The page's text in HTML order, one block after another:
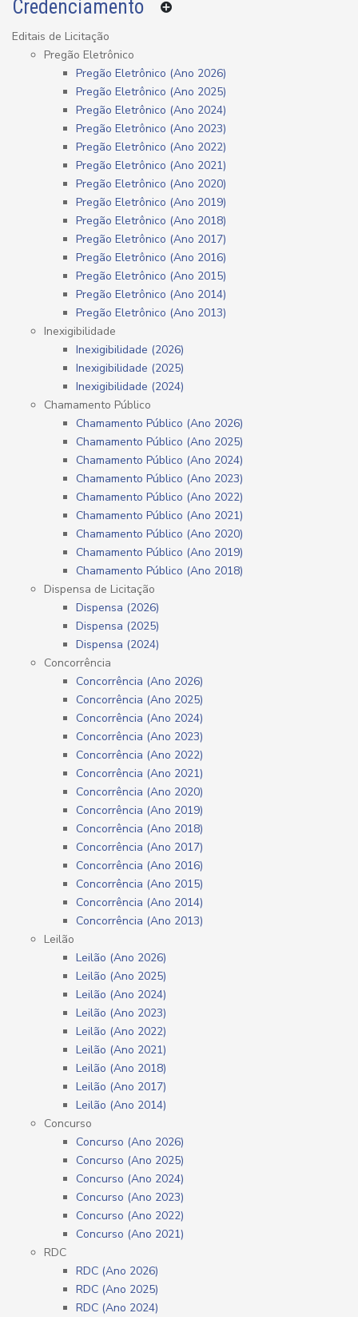
Credenciamento
Editais de Licitação
Pregão Eletrônico
Pregão Eletrônico (Ano 2026)
Pregão Eletrônico (Ano 2025)
Pregão Eletrônico (Ano 2024)
Pregão Eletrônico (Ano 2023)
Pregão Eletrônico (Ano 2022)
Pregão Eletrônico (Ano 2021)
Pregão Eletrônico (Ano 2020)
Pregão Eletrônico (Ano 2019)
Pregão Eletrônico (Ano 2018)
Pregão Eletrônico (Ano 2017)
Pregão Eletrônico (Ano 2016)
Pregão Eletrônico (Ano 2015)
Pregão Eletrônico (Ano 2014)
Pregão Eletrônico (Ano 2013)
Inexigibilidade
Inexigibilidade (2026)
Inexigibilidade (2025)
Inexigibilidade (2024)
Chamamento Público
Chamamento Público (Ano 2026)
Chamamento Público (Ano 2025)
Chamamento Público (Ano 2024)
Chamamento Público (Ano 2023)
Chamamento Público (Ano 2022)
Chamamento Público (Ano 2021)
Chamamento Público (Ano 2020)
Chamamento Público (Ano 2019)
Chamamento Público (Ano 2018)
Dispensa de Licitação
Dispensa (2026)
Dispensa (2025)
Dispensa (2024)
Concorrência
Concorrência (Ano 2026)
Concorrência (Ano 2025)
Concorrência (Ano 2024)
Concorrência (Ano 2023)
Concorrência (Ano 2022)
Concorrência (Ano 2021)
Concorrência (Ano 2020)
Concorrência (Ano 2019)
Concorrência (Ano 2018)
Concorrência (Ano 2017)
Concorrência (Ano 2016)
Concorrência (Ano 2015)
Concorrência (Ano 2014)
Concorrência (Ano 2013)
Leilão
Leilão (Ano 2026)
Leilão (Ano 2025)
Leilão (Ano 2024)
Leilão (Ano 2023)
Leilão (Ano 2022)
Leilão (Ano 2021)
Leilão (Ano 2018)
Leilão (Ano 2017)
Leilão (Ano 2014)
Concurso
Concurso (Ano 2026)
Concurso (Ano 2025)
Concurso (Ano 2024)
Concurso (Ano 2023)
Concurso (Ano 2022)
Concurso (Ano 2021)
RDC
RDC (Ano 2026)
RDC (Ano 2025)
RDC (Ano 2024)